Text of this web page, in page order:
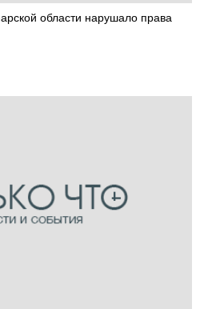
области нарушало права